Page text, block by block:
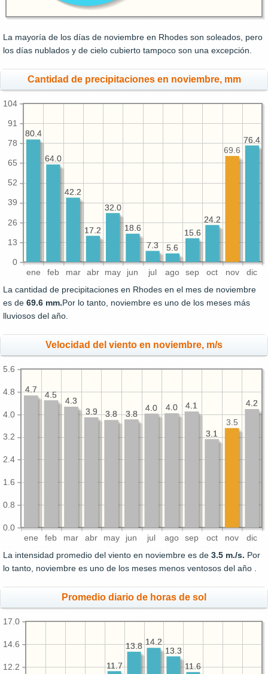
La mayoría de los días de noviembre en Rhodes son soleados, pero
los días nublados y de cielo cubierto tampoco son una excepción.
Cantidad de precipitaciones en noviembre, mm
ene feb mar abr may jun jul ago sep oct nov dic
0
13
26
39
52
65
78
91
104
76.4
24.2
15.6
5.6
7.3
18.6
32.0
17.2
42.2
64.0
80.4
76.4
69.6
24.2
15.6
5.6
7.3
18.6
32.0
17.2
42.2
64.0
80.4
La cantidad de precipitaciones en Rhodes en el mes de noviembre
es de 69.6 mm.Por lo tanto, noviembre es uno de los meses más
lluviosos del año.
Velocidad del viento en noviembre, m/s
ene feb mar abr may jun jul ago sep oct nov dic
0.0
0.8
1.6
2.4
3.2
4.0
4.8
5.6
4.2
3.1
4.1
4.0
4.0
3.8
3.8
3.9
4.3
4.5
4.7
4.2
3.5
3.1
4.1
4.0
4.0
3.8
3.8
3.9
4.3
4.5
4.7
La intensidad promedio del viento en noviembre es de 3.5 m./s. Por
lo tanto, noviembre es uno de los meses menos ventosos del año .
Promedio diario de horas de sol
12.2
14.6
17.0
11.6
13.3
14.2
13.8
11.7
11.6
13.3
14.2
13.8
11.7